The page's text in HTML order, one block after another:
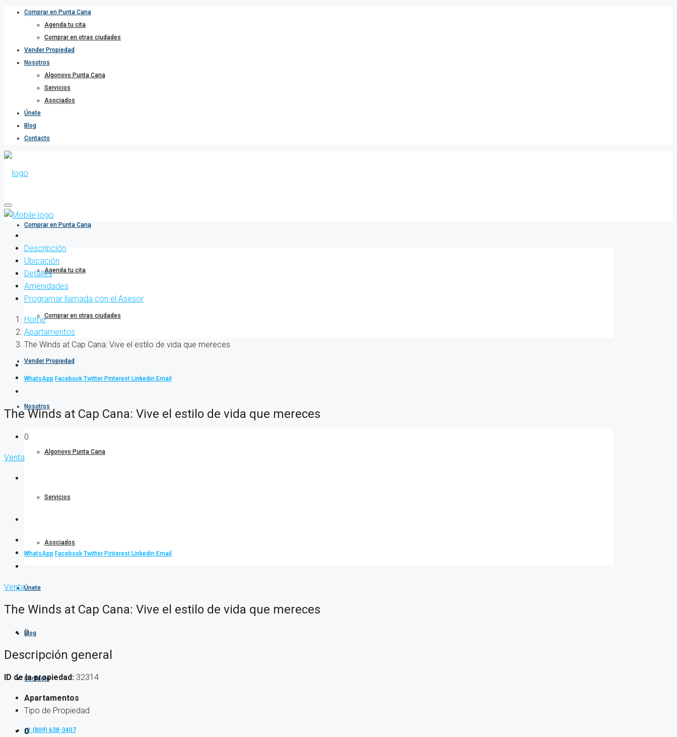
Comprar en Punta Cana
Agenda tu cita
Comprar en otras ciudades
Vender Propiedad
Nosotros
Algonovo Punta Cana
Servicios
Asociados
Únete
Blog
Contacto
Comprar en Punta Cana
Agenda tu cita
Comprar en otras ciudades
Vender Propiedad
Nosotros
Algonovo Punta Cana
Servicios
Asociados
Únete
Blog
Contacto
+1 (809) 638-3407
Descripción
Ubicación
Detalles
Amenidades
Programar llamada con el Asesor
Home
Apartamentos
The Winds at Cap Cana: Vive el estilo de vida que mereces
WhatsApp Facebook Twitter Pinterest Linkedin Email
The Winds at Cap Cana: Vive el estilo de vida que mereces
0
Venta
WhatsApp Facebook Twitter Pinterest Linkedin Email
Venta
The Winds at Cap Cana: Vive el estilo de vida que mereces
0
Descripción general
ID de la propiedad: 32314
Apartamentos
Tipo de Propiedad
0